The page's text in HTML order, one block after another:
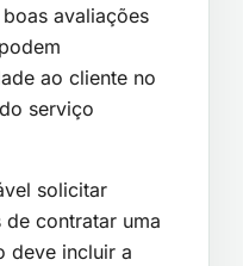
avaliações
ao cliente no
serviço
solicitar
contratar uma
deve incluir a